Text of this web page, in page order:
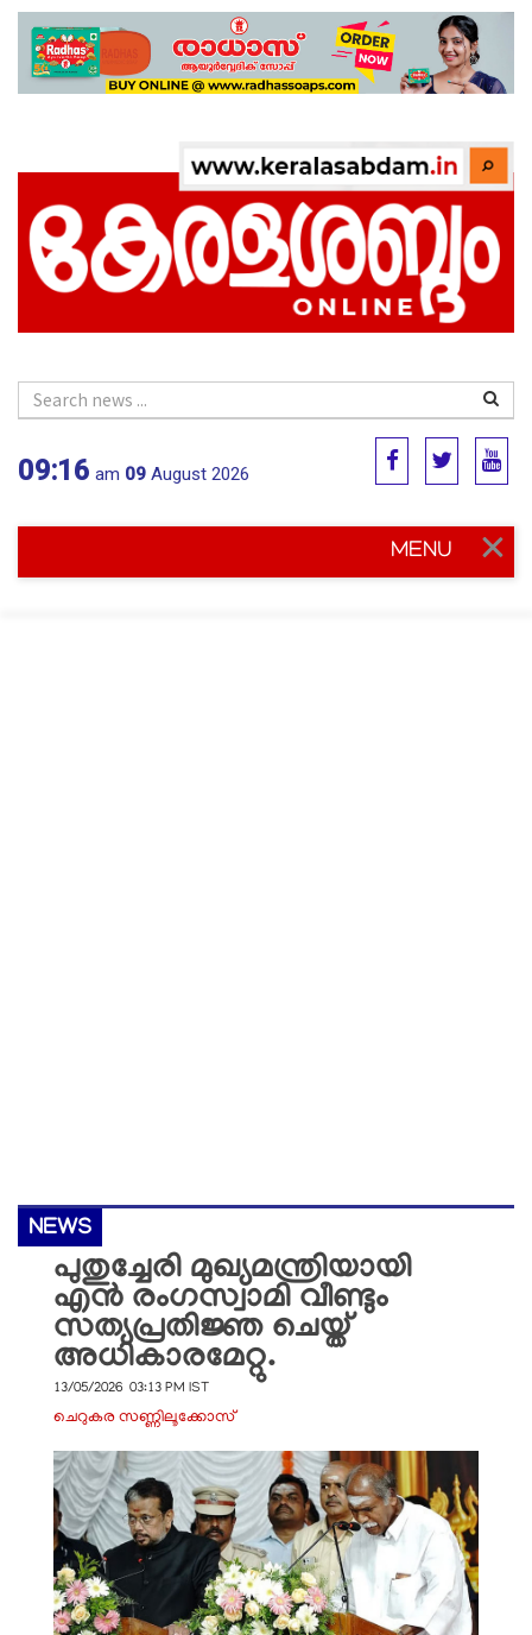
09:16 am 09 August 2026
MENU
NEWS
പുതുച്ചേരി മുഖ്യമന്ത്രിയായി
എൻ രംഗസ്വാമി വീണ്ടും
സത്യപ്രതിജ്ഞ ചെയ്ത്
അധികാരമേറ്റു.
13/05/2026 03:13 PM IST
ചെറുകര സണ്ണിലൂക്കോസ്